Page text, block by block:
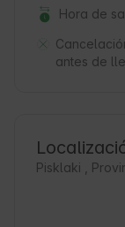
Hora de
antes de
Pisklaki ,